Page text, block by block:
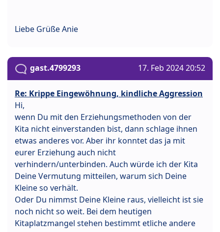
Liebe Grüße Anie
gast.4799293 17. Feb 2024 20:52
Re: Krippe Eingewöhnung, kindliche Aggression
Hi,
wenn Du mit den Erziehungsmethoden von der
Kita nicht einverstanden bist, dann schlage ihnen
etwas anderes vor. Aber ihr konntet das ja mit
eurer Erziehung auch nicht
verhindern/unterbinden. Auch würde ich der Kita
Deine Vermutung mitteilen, warum sich Deine
Kleine so verhält.
Oder Du nimmst Deine Kleine raus, vielleicht ist sie
noch nicht so weit. Bei dem heutigen
Kitaplatzmangel stehen bestimmt etliche andere